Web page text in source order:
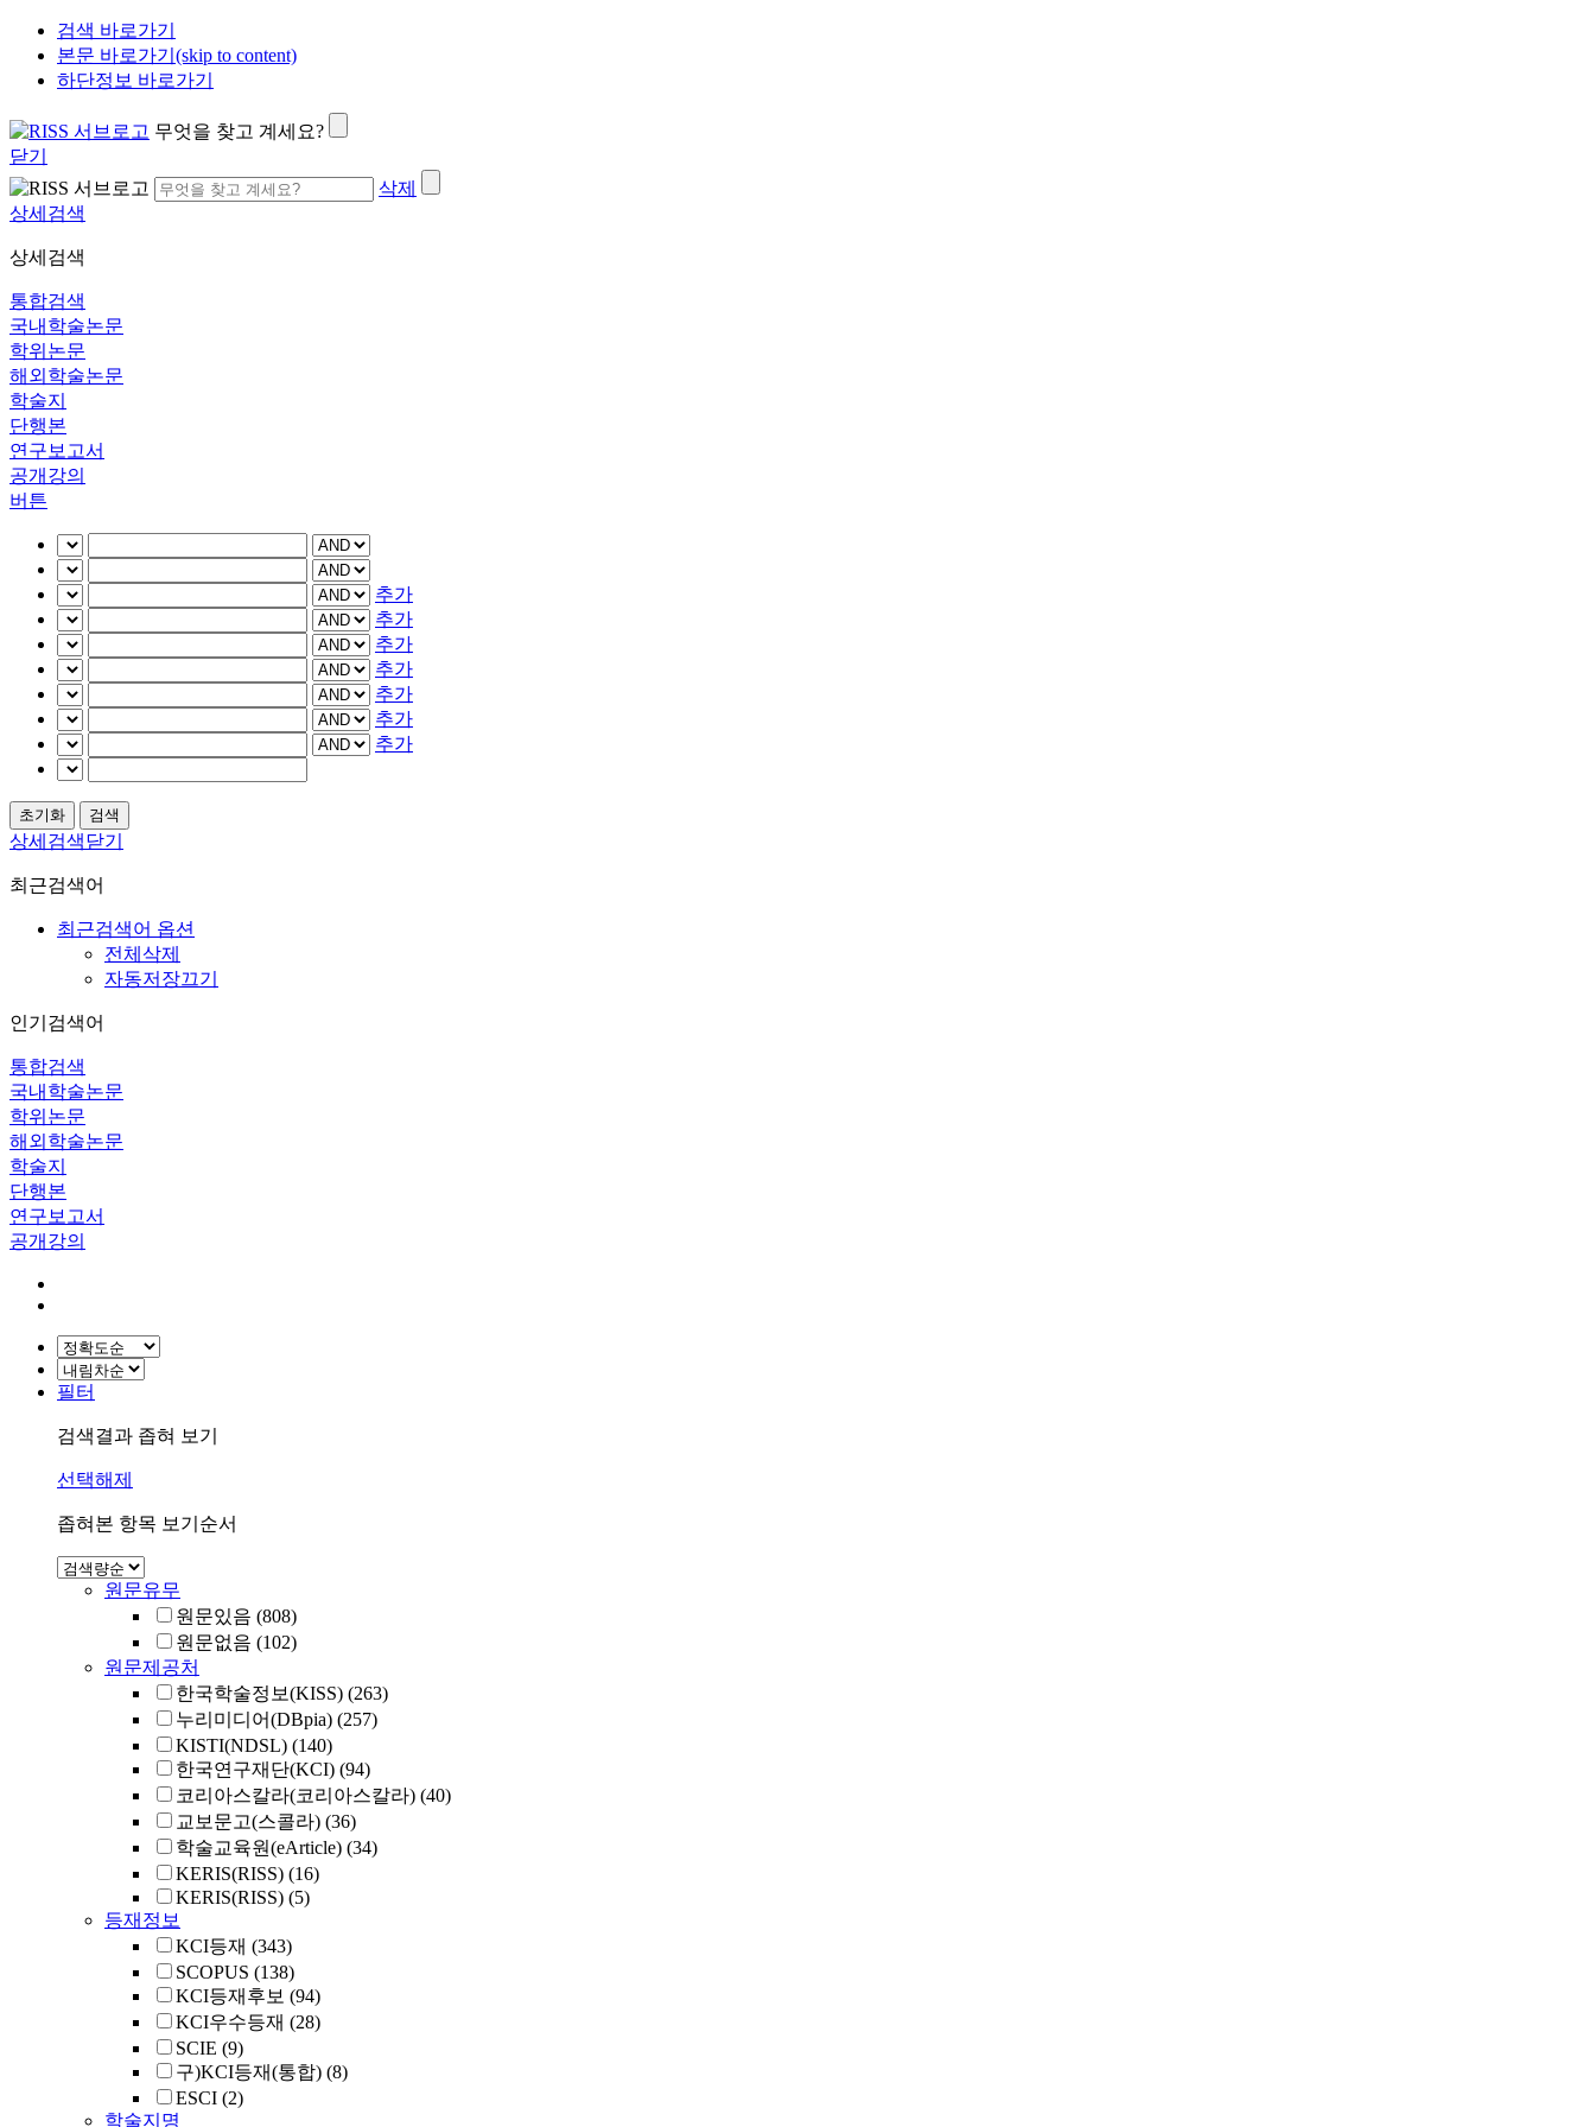
검색 바로가기
본문 바로가기(skip to content)
하단정보 바로가기
무엇을 찾고 계세요?
닫기
삭제
상세검색
상세검색
통합검색
국내학술논문
학위논문
해외학술논문
학술지
단행본
연구보고서
공개강의
버튼
추가
추가
추가
추가
추가
추가
추가
상세검색닫기
최근검색어
최근검색어 옵션
전체삭제
자동저장끄기
인기검색어
통합검색
국내학술논문
학위논문
해외학술논문
학술지
단행본
연구보고서
공개강의
필터
검색결과 좁혀 보기
선택해제
좁혀본 항목 보기순서
원문유무
원문있음 (808)
원문없음 (102)
원문제공처
한국학술정보(KISS) (263)
누리미디어(DBpia) (257)
KISTI(NDSL) (140)
한국연구재단(KCI) (94)
코리아스칼라(코리아스칼라) (40)
교보문고(스콜라) (36)
학술교육원(eArticle) (34)
KERIS(RISS) (16)
KERIS(RISS) (5)
등재정보
KCI등재 (343)
SCOPUS (138)
KCI등재후보 (94)
KCI우수등재 (28)
SCIE (9)
구)KCI등재(통합) (8)
ESCI (2)
학술지명